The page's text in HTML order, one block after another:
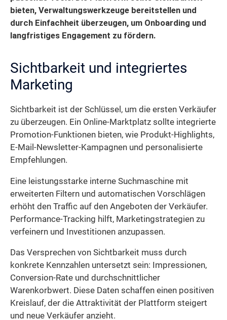
bieten, Verwaltungswerkzeuge bereitstellen und
durch Einfachheit überzeugen, um Onboarding und
langfristiges Engagement zu fördern.
Sichtbarkeit und integriertes
Marketing
Sichtbarkeit ist der Schlüssel, um die ersten Verkäufer
zu überzeugen. Ein Online-Marktplatz sollte integrierte
Promotion-Funktionen bieten, wie Produkt-Highlights,
E-Mail-Newsletter-Kampagnen und personalisierte
Empfehlungen.
Eine leistungsstarke interne Suchmaschine mit
erweiterten Filtern und automatischen Vorschlägen
erhöht den Traffic auf den Angeboten der Verkäufer.
Performance-Tracking hilft, Marketingstrategien zu
verfeinern und Investitionen anzupassen.
Das Versprechen von Sichtbarkeit muss durch
konkrete Kennzahlen untersetzt sein: Impressionen,
Conversion-Rate und durchschnittlicher
Warenkorbwert. Diese Daten schaffen einen positiven
Kreislauf, der die Attraktivität der Plattform steigert
und neue Verkäufer anzieht.